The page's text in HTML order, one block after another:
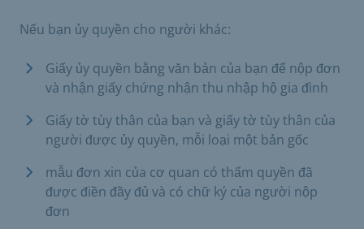
Nếu bạn ủy quyền cho người khác:
Giấy ủy quyền bằng văn bản của bạn để nộp đơn
và nhận giấy chứng nhận thu nhập hộ gia đình
Giấy tờ tùy thân của bạn và giấy tờ tùy thân của
người được ủy quyền, mỗi loại một bản gốc
mẫu đơn xin của cơ quan có thẩm quyền đã
được điền đầy đủ và có chữ ký của người nộp
đơn